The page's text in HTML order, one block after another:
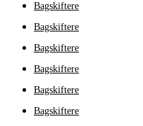
Bagskiftere
Bagskiftere
Bagskiftere
Bagskiftere
Bagskiftere
Bagskiftere